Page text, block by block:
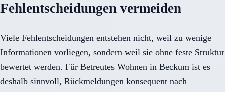
Fehlentscheidungen vermeiden
Viele Fehlentscheidungen entstehen nicht, weil zu wenige
Informationen vorliegen, sondern weil sie ohne feste Struktur
bewertet werden. Für Betreutes Wohnen in Beckum ist es
deshalb sinnvoll, Rückmeldungen konsequent nach